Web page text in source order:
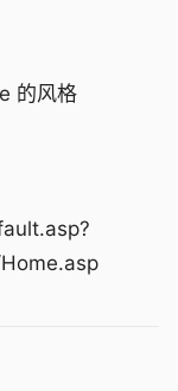
的风格